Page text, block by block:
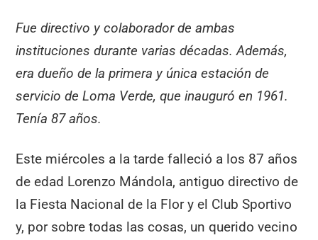
Fue directivo y colaborador de ambas
instituciones durante varias décadas. Además,
era dueño de la primera y única estación de
servicio de Loma Verde, que inauguró en 1961.
Tenía 87 años.
Este miércoles a la tarde falleció a los 87 años
de edad Lorenzo Mándola, antiguo directivo de
la Fiesta Nacional de la Flor y el Club Sportivo
y, por sobre todas las cosas, un querido vecino